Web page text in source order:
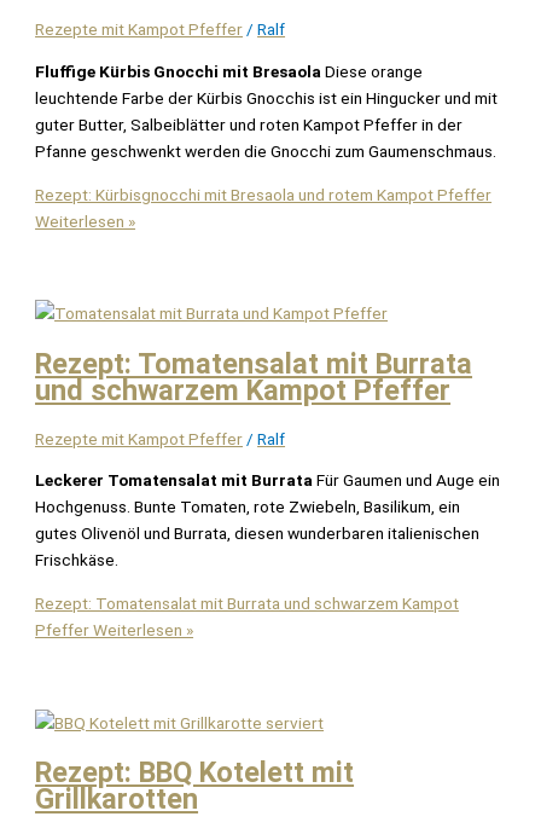
Rezepte mit Kampot Pfeffer/Ralf
Fluffige Kürbis Gnocchi mit BresaolaDiese orange
leuchtende Farbe der Kürbis Gnocchis ist ein Hingucker und mit
guter Butter, Salbeiblätter und roten Kampot Pfeffer in der
Pfanne geschwenkt werden die Gnocchi zum Gaumenschmaus.
Rezept: Kürbisgnocchi mit Bresaola und rotem Kampot Pfeffer
Weiterlesen »
Rezept: Tomatensalat mit Burrata
und schwarzem Kampot Pfeffer
Rezepte mit Kampot Pfeffer /Ralf
Leckerer Tomatensalat mit BurrataFür Gaumen und Auge ein
Hochgenuss. Bunte Tomaten, rote Zwiebeln, Basilikum, ein
gutes Olivenöl und Burrata, diesen wunderbaren italienischen
Frischkäse.
Rezept: Tomatensalat mit Burrata und schwarzem Kampot
PfefferWeiterlesen »
Rezept: BBQ Kotelett mit
Grillkarotten